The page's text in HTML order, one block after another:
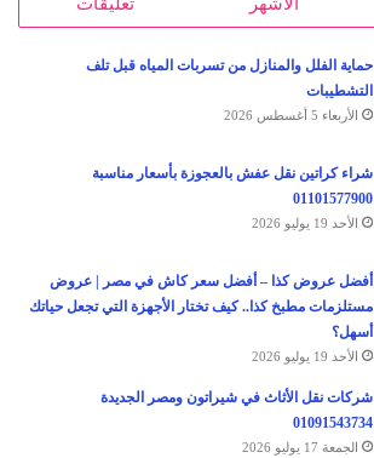
حماية الفلل والمنازل من تسربات المياه قبل تلف
التشطيبات
الأربعاء 5 أغسطس 2026
شراء كراتين نقل عفش بالعجوزة بأسعار مناسبة
01101577900
الأحد 19 يوليو 2026
أفضل عروض كذا – أفضل سعر كاش في مصر | عروض
مستلزمات مطبخ كذا.. كيف تختار الأجهزة التي تجعل حياتك
أسهل؟
الأحد 19 يوليو 2026
شركات نقل الأثاث في شيراتون ومصر الجديدة
01091543734
الجمعة 17 يوليو 2026